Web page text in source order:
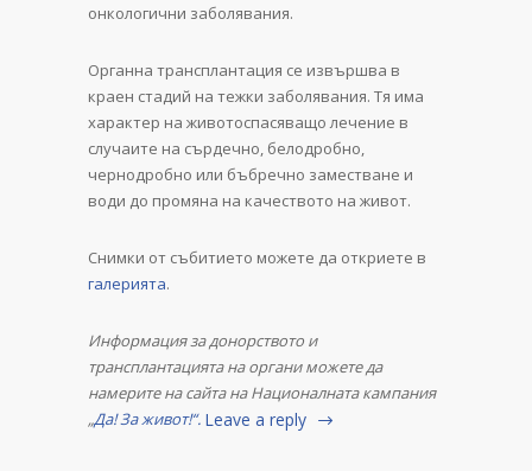
онкологични заболявания.
Органна трансплантация се извършва в
краен стадий на тежки заболявания. Tя има
характер на животоспасяващо лечение в
случаите на сърдечно, белодробно,
чернодробно или бъбречно заместване и
води до промяна на качеството на живот.
Снимки от събитието можете да откриете в
галерията.
Информация за донорството и
трансплантацията на органи можете да
намерите на сайта на Националната кампания
„Да! За живот!“. Leave a reply